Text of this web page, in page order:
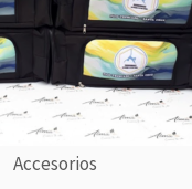
Accesorios